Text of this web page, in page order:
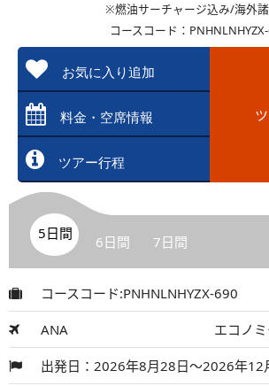
※燃油サーチャージ込み/海外
コースコード：
お気に入り追加
料金・空席情報
ツアー行程
5日間 6日間 7日間
コースコード:PNHNLNHYZX-690
ANA エコノ
出発日：2026年8月28日～2026年12